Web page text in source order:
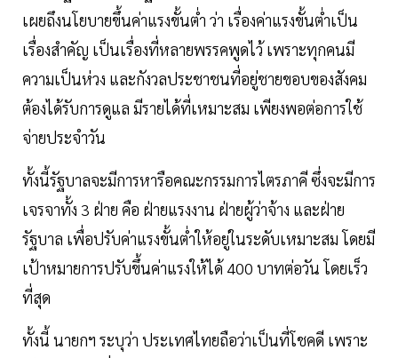
เผยถึงนโยบายขึ้นค่าแรงขั้นต่ำ ว่า เรื่องค่าแรงขั้นต่ำเป็น
เรื่องสำคัญ เป็นเรื่องที่หลายพรรคพูดไว้ เพราะทุกคนมี
ความเป็นห่วง และกังวลประชาชนที่อยู่ชายขอบของสังคม
ต้องได้รับการดูแล มีรายได้ที่เหมาะสม เพียงพอต่อการใช้
จ่ายประจำวัน
ทั้งนี้รัฐบาลจะมีการหารือคณะกรรมการไตรภาคี ซึ่งจะมีการ
เจรจาทั้ง 3 ฝ่าย คือ ฝ่ายแรงงาน ฝ่ายผู้ว่าจ้าง และฝ่าย
รัฐบาล เพื่อปรับค่าแรงขั้นต่ำให้อยู่ในระดับเหมาะสม โดยมี
เป้าหมายการปรับขึ้นค่าแรงให้ได้ 400 บาทต่อวัน โดยเร็ว
ที่สุด
ทั้งนี้ นายกฯ ระบุว่า ประเทศไทยถือว่าเป็นที่โชคดี เพราะ